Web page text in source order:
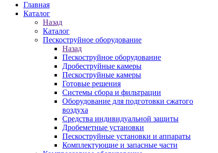
Главная
Каталог
Назад
Каталог
Пескоструйное оборудование
Назад
Пескоструйное оборудование
Дробеструйные камеры
Пескоструйные камеры
Готовые решения
Системы сбора и фильтрации
Оборудование для подготовки сжатого
воздуха
Средства индивидуальной защиты
Дробеметные установки
Пескоструйные установки и аппараты
Комплектующие и запасные части